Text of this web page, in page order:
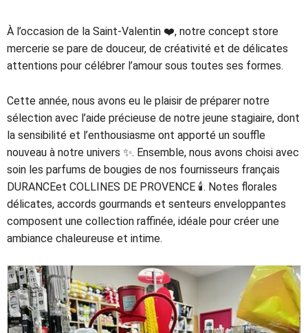
À l’occasion de la Saint-Valentin ❤️, notre concept store
mercerie se pare de douceur, de créativité et de délicates
attentions pour célébrer l’amour sous toutes ses formes.
Cette année, nous avons eu le plaisir de préparer notre
sélection avec l’aide précieuse de notre jeune stagiaire, dont
la sensibilité et l’enthousiasme ont apporté un souffle
nouveau à notre univers ✨. Ensemble, nous avons choisi avec
soin les parfums de bougies de nos fournisseurs français
DURANCEet COLLINES DE PROVENCE 🕯️. Notes florales
délicates, accords gourmands et senteurs enveloppantes
composent une collection raffinée, idéale pour créer une
ambiance chaleureuse et intime.